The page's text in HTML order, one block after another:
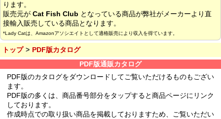
ります。
販売元が Cat Fish Club となっている商品が弊社がメーカーより直
接輸入販売している商品となります。
*Lady Catは、Amazonアソシエイトとして適格販売により収入を得ています。
トップ
PDF版カタログ
PDF版通販カタログ
PDF版のカタログをダウンロードしてご覧いただけるものもござい
ます。
PDF版の多くは、商品番号部分をタップすると商品ページにリンク
しております。
作成時点での取り扱い商品を掲載しておりますため、ご覧いただい